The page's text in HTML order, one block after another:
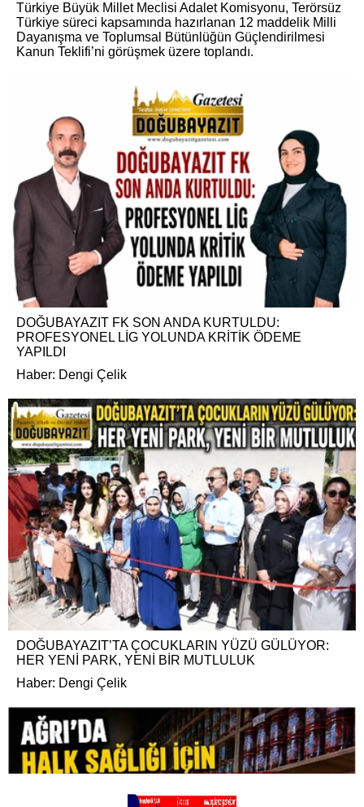
Türkiye Büyük Millet Meclisi Adalet Komisyonu, Terörsüz
Türkiye süreci kapsamında hazırlanan 12 maddelik Milli
Dayanışma ve Toplumsal Bütünlüğün Güçlendirilmesi
Kanun Teklifi’ni görüşmek üzere toplandı.
DOĞUBAYAZIT FK SON ANDA KURTULDU:
PROFESYONEL LİG YOLUNDA KRİTİK ÖDEME
YAPILDI
Haber: Dengi Çelik
DOĞUBAYAZIT’TA ÇOCUKLARIN YÜZÜ GÜLÜYOR:
HER YENİ PARK, YENİ BİR MUTLULUK
Haber: Dengi Çelik